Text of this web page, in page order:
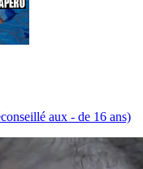
aux - de 16 ans)